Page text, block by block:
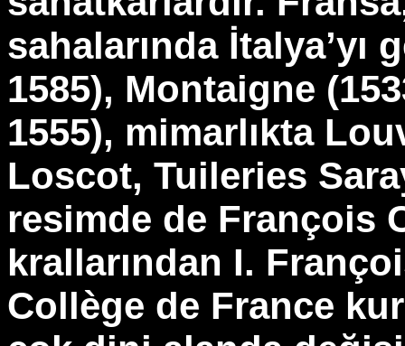
sahalarında İtalya’yı
1585), Montaigne
1555), mimarlıkta
Loscot, Tuileries
resimde de François
krallarından I.
Collège de France